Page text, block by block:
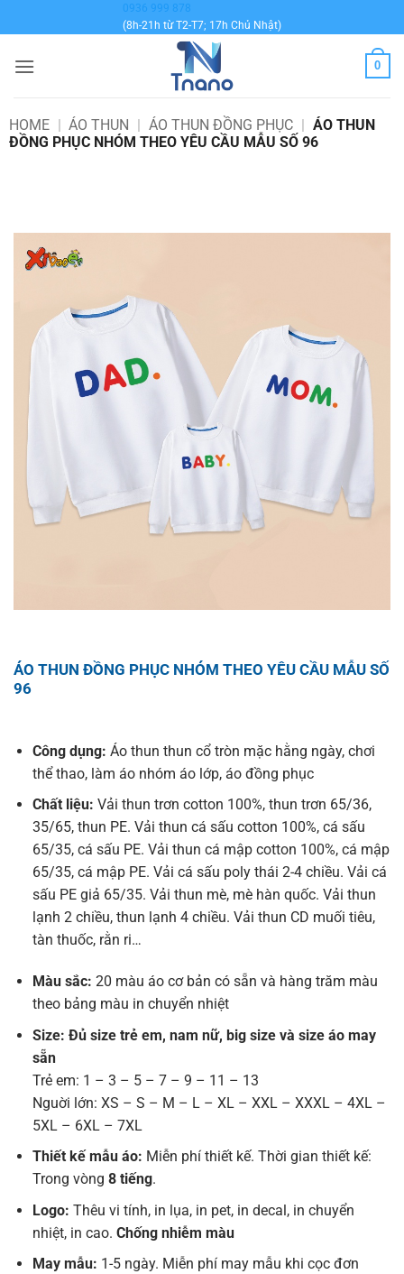
qua
dung
0936 999 878
(8h-21h từ T2-T7; 17h Chủ Nhật)
0
HOME | ÁO THUN | ÁO THUN ĐỒNG PHỤC | ÁO THUN
ĐỒNG PHỤC NHÓM THEO YÊU CẦU MẪU SỐ 96
ÁO THUN ĐỒNG PHỤC NHÓM THEO YÊU CẦU MẪU SỐ
96
Công dụng: Áo thun thun cổ tròn mặc hằng ngày, chơi
thể thao, làm áo nhóm áo lớp, áo đồng phục
Chất liệu: Vải thun trơn cotton 100%, thun trơn 65/36,
35/65, thun PE. Vải thun cá sấu cotton 100%, cá sấu
65/35, cá sấu PE. Vải thun cá mập cotton 100%, cá mập
65/35, cá mập PE. Vải cá sấu poly thái 2-4 chiều. Vải cá
sấu PE giả 65/35. Vải thun mè, mè hàn quốc. Vải thun
lạnh 2 chiều, thun lạnh 4 chiều. Vải thun CD muối tiêu,
tàn thuốc, rằn ri…
Màu sắc: 20 màu áo cơ bản có sẵn và hàng trăm màu
theo bảng màu in chuyển nhiệt
Size: Đủ size trẻ em, nam nữ, big size và size áo may
sẵn
Trẻ em: 1 – 3 – 5 – 7 – 9 – 11 – 13
Nguời lớn: XS – S – M – L – XL – XXL – XXXL – 4XL –
5XL – 6XL – 7XL
Thiết kế mẫu áo: Miễn phí thiết kế. Thời gian thiết kế:
Trong vòng 8 tiếng.
Logo: Thêu vi tính, in lụa, in pet, in decal, in chuyển
nhiệt, in cao. Chống nhiễm màu
May mẫu: 1-5 ngày. Miễn phí may mẫu khi cọc đơn